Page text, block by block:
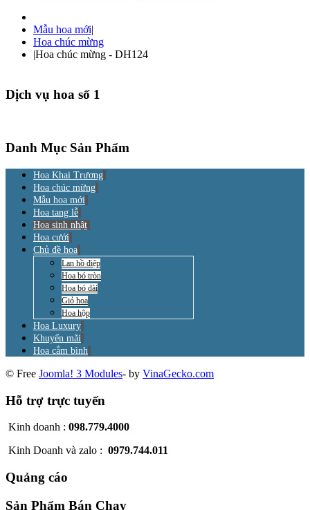
Mẫu hoa mới|
Hoa chúc mừng
|Hoa chúc mừng - DH124
Dịch vụ hoa số 1
Danh Mục Sản Phẩm
Hoa Khai Trương
Hoa chúc mừng
Mẫu hoa mới
Hoa tang lễ
Hoa sinh nhật
Hoa cưới
Chủ đề hoa
Lan hồ điệp
Hoa bó tròn
Hoa bó dài
Giỏ hoa
Hoa hộp
Hoa Luxury
Khuyến mãi
Hoa cắm bình
© Free Joomla! 3 Modules- by VinaGecko.com
Hỗ trợ trực tuyến
Kinh doanh : 098.779.4000
Kinh Doanh và zalo : 0979.744.011
Quảng cáo
Sản Phẩm Bán Chạy